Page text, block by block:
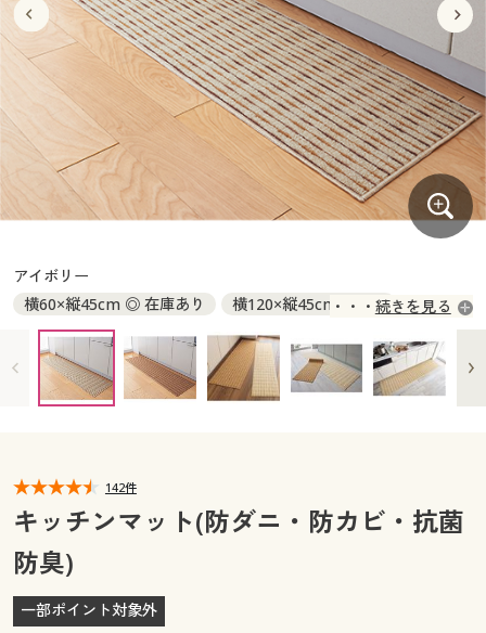
カーテン・ラグ・ファブリック
制服・学生服
ジュニア・ティーンズ下着
大きいサイズ通販すべて
大きいサイズ レディース服
大きいサイズ レディース下着
大きいサイズ 事務・制服
バーゲン
バーゲンセール
シークレットセール
詳細検索
商品カテゴリ一覧
カタログ
カタログ・チラシからのご注文
デジタルカタログ
カタログ無料プレゼント
マイページ
閲覧履歴
お気に入り
ジュニア・ティーンズ下着
大きいサイズ レディース服
大きいサイズ レディース下着
大きいサイズ メンズ
大きいサイズ 事務・制服
バーゲンセール
シークレットセール
詳細検索
商品カテゴリ一覧
カタログ
カタログ・チラシからのご注文
カタログ無料プレゼント
会員メニュー
閲覧履歴
お気に入り
サポート
アイボリー
横60×縦45cm ◎ 在庫あり
横120×縦45cm × 完売
横180×縦45cm × 完売
横240×縦45cm × 完売
横270×縦45cm × 完売
横120×縦60cm ○ 在庫わずか
横180×縦60cm × 完売
横240×縦60cm ○ 在庫わずか
続きを見る
142件
キッチンマット(防ダニ・防カビ・抗菌
防臭)
一部ポイント対象外